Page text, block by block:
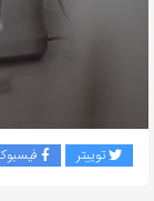
توییتر